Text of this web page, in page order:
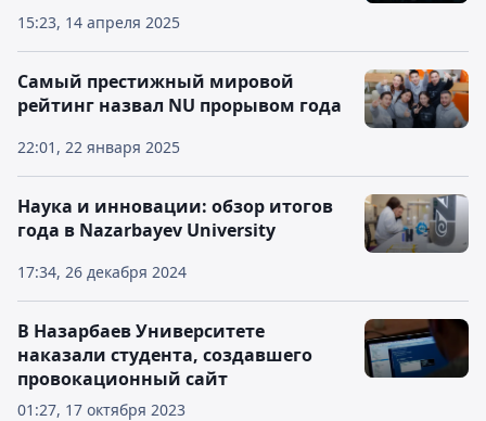
15:23, 14 апреля 2025
22:01, 22 января 2025
Самый престижный мировой
рейтинг назвал NU прорывом года
17:34, 26 декабря 2024
Наука и инновации: обзор итогов
года в Nazarbayev University
01:27, 17 октября 2023
В Назарбаев Университете
наказали студента, создавшего
провокационный сайт